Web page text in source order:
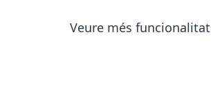
Veure més